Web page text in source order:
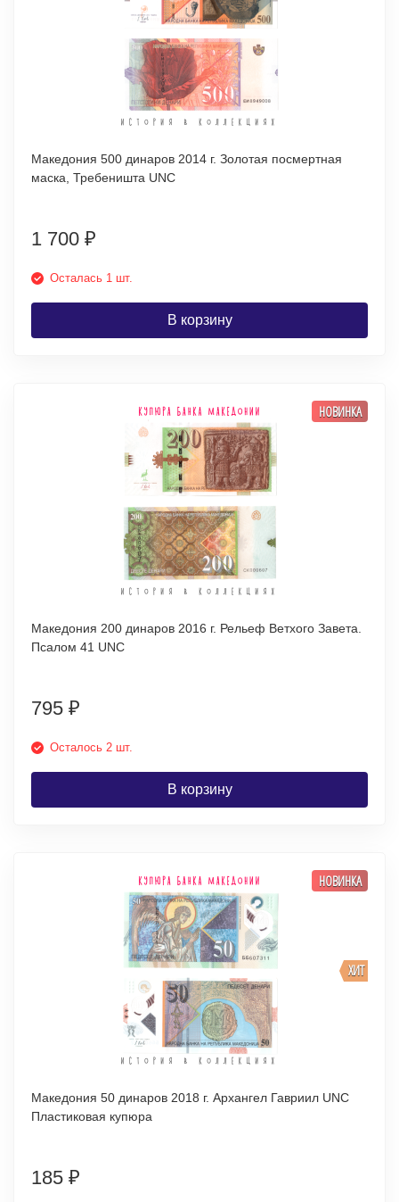
Македония 500 динаров 2014 г. Золотая посмертная
маска, Требеништа UNC
1 700 ₽
Осталась 1 шт.
В корзину
НОВИНКА
Македония 200 динаров 2016 г. Рельеф Ветхого Завета.
Псалом 41 UNC
795 ₽
Осталось 2 шт.
В корзину
ХИТ
НОВИНКА
Македония 50 динаров 2018 г. Архангел Гавриил UNC
Пластиковая купюра
185 ₽